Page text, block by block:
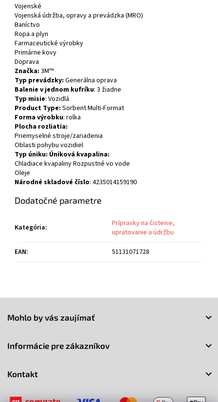
Vojenské
Vojenská údržba, opravy a prevádzka (MRO)
Baníctvo
Ropa a plyn
Farmaceutické výrobky
Primárne kovy
Doprava
Značka: 3M™
Typ prevádzky: Generálna oprava
Balenie v jednom kufríku: 3 žiadne
Typ misie: Vozidlá
Product Type: Sorbent Multi-Format
Forma výrobku: rolka
Plocha rozliatia:
Priemyselné stroje/zariadenia
Oblasti pohybu vozidiel
Typ úniku: Úniková kvapalina:
Chladiace kvapaliny Rozpustné vo vode
Oleje
Národné skladové číslo: 4235014159190
Dodatočné parametre
Kategória:
Prípravky na čistenie,
upratovanie a údržbu
EAN: 51131071728
Mohlo by vás zaujímať
Informácie pre zákazníkov
Kontakt